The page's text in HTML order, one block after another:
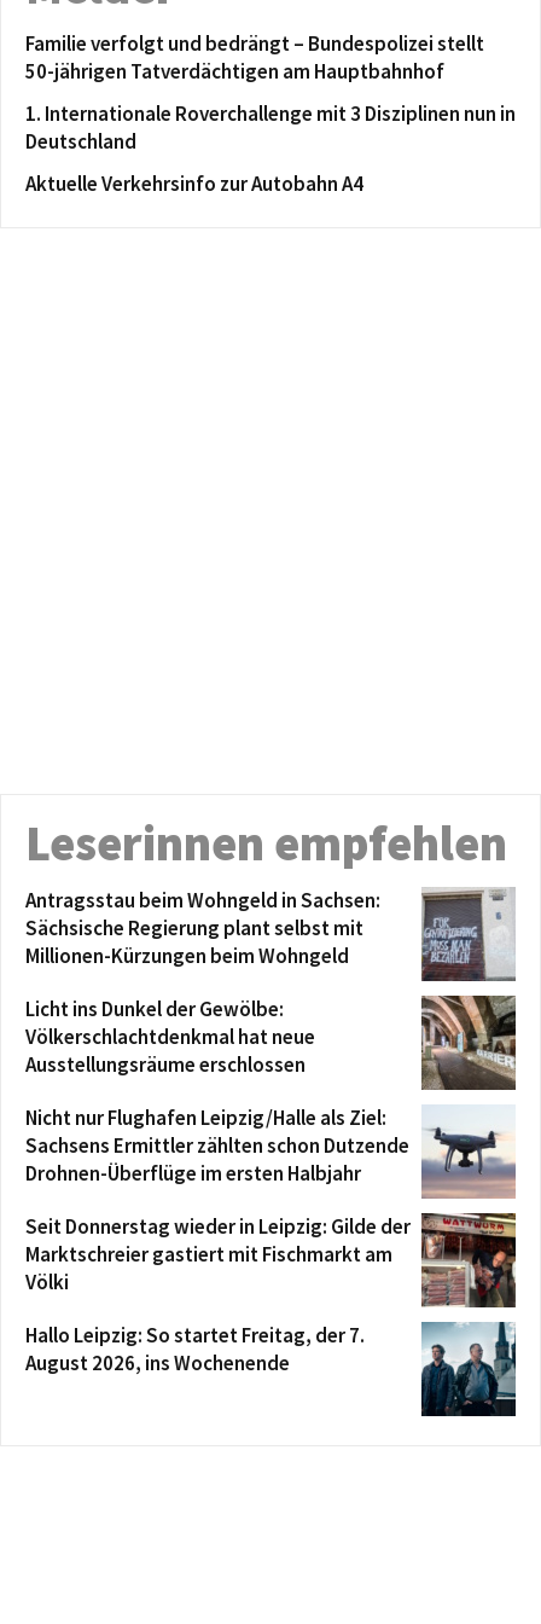
Familie verfolgt und bedrängt – Bundespolizei stellt
50-jährigen Tatverdächtigen am Hauptbahnhof
1. Internationale Roverchallenge mit 3 Disziplinen nun in
Deutschland
Aktuelle Verkehrsinfo zur Autobahn A4
Leserinnen empfehlen
Antragsstau beim Wohngeld in Sachsen:
Sächsische Regierung plant selbst mit
Millionen-Kürzungen beim Wohngeld
Licht ins Dunkel der Gewölbe:
Völkerschlachtdenkmal hat neue
Ausstellungsräume erschlossen
Nicht nur Flughafen Leipzig/Halle als Ziel:
Sachsens Ermittler zählten schon Dutzende
Drohnen-Überflüge im ersten Halbjahr
Seit Donnerstag wieder in Leipzig: Gilde der
Marktschreier gastiert mit Fischmarkt am
Völki
Hallo Leipzig: So startet Freitag, der 7.
August 2026, ins Wochenende